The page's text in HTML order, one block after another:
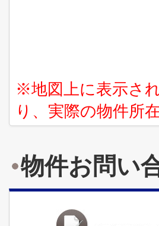
※地図上に表示さ
り、実際の物件所
物件お問い